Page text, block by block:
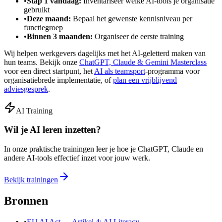
gebruikt
•Deze maand: Bepaal het gewenste kennisniveau per
functiegroep
•Binnen 3 maanden: Organiseer de eerste training
Wij helpen werkgevers dagelijks met het AI-geletterd maken van
hun teams. Bekijk onze ChatGPT, Claude & Gemini Masterclass
voor een direct startpunt, het AI als teamsport-programma voor
organisatiebrede implementatie, ofplan een vrijblijvend
adviesgesprek.
AI Training
Wil je AI leren inzetten?
In onze praktische trainingen leer je hoe je ChatGPT, Claude en
andere AI-tools effectief inzet voor jouw werk.
Bekijk trainingen
Bronnen